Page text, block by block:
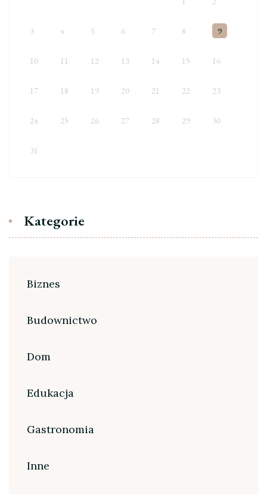
3 4 5 6 7 8 9
10 11 12 13 14 15 16
17 18 19 20 21 22 23
24 25 26 27 28 29 30
31
Kategorie
Biznes
Budownictwo
Dom
Edukacja
Gastronomia
Inne